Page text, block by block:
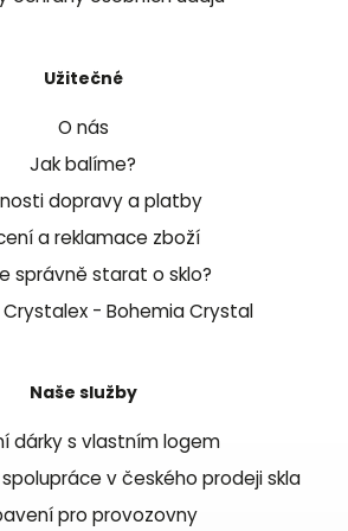
Užitečné
O nás
Jak balíme?
dopravy a platby
a reklamace zboží
správně starat o sklo?
- Bohemia Crystal
Naše služby
dárky s vlastním logem
v českého prodeji skla
pro provozovny